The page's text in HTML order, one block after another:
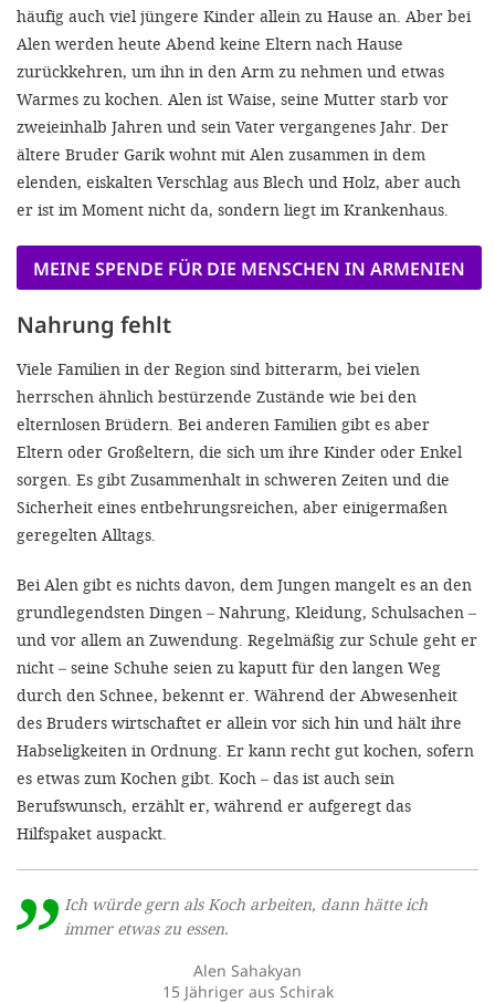
häufig auch viel jüngere Kinder allein zu Hause an. Aber bei
Alen werden heute Abend keine Eltern nach Hause
zurückkehren, um ihn in den Arm zu nehmen und etwas
Warmes zu kochen. Alen ist Waise, seine Mutter starb vor
zweieinhalb Jahren und sein Vater vergangenes Jahr. Der
ältere Bruder Garik wohnt mit Alen zusammen in dem
elenden, eiskalten Verschlag aus Blech und Holz, aber auch
er ist im Moment nicht da, sondern liegt im Krankenhaus.
MEINE SPENDE FÜR DIE MENSCHEN IN ARMENIEN
Nahrung fehlt
Viele Familien in der Region sind bitterarm, bei vielen
herrschen ähnlich bestürzende Zustände wie bei den
elternlosen Brüdern. Bei anderen Familien gibt es aber
Eltern oder Großeltern, die sich um ihre Kinder oder Enkel
sorgen. Es gibt Zusammenhalt in schweren Zeiten und die
Sicherheit eines entbehrungsreichen, aber einigermaßen
geregelten Alltags.
Bei Alen gibt es nichts davon, dem Jungen mangelt es an den
grundlegendsten Dingen – Nahrung, Kleidung, Schulsachen –
und vor allem an Zuwendung. Regelmäßig zur Schule geht er
nicht – seine Schuhe seien zu kaputt für den langen Weg
durch den Schnee, bekennt er. Während der Abwesenheit
des Bruders wirtschaftet er allein vor sich hin und hält ihre
Habseligkeiten in Ordnung. Er kann recht gut kochen, sofern
es etwas zum Kochen gibt. Koch – das ist auch sein
Berufswunsch, erzählt er, während er aufgeregt das
Hilfspaket auspackt.
Ich würde gern als Koch arbeiten, dann hätte ich
immer etwas zu essen.
Alen Sahakyan
15 Jähriger aus Schirak